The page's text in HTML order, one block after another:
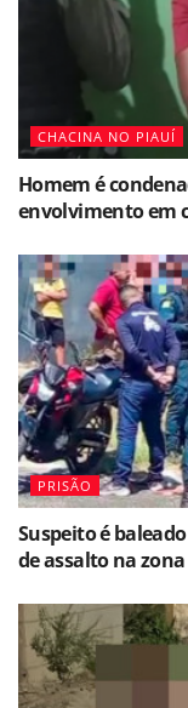
CHACINA NO PIAUÍ
Homem é
envolvimento em
PRISÃO
Suspeito é
de assalto na